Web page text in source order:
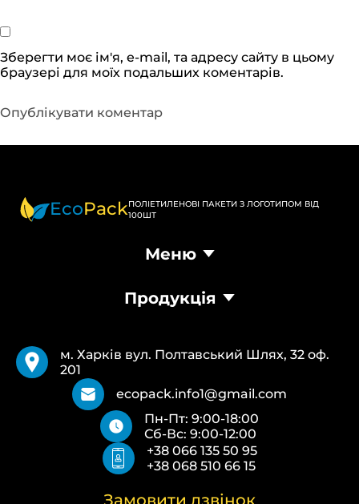
Зберегти моє ім'я, e-mail, та адресу сайту в цьому
браузері для моїх подальших коментарів.
EcoPackПОЛІЕТИЛЕНОВІ ПАКЕТИ З ЛОГОТИПОМ ВІД
100ШТ
Замовити дзвінок
Меню
Продукція
Pantone
Повернення та обмін
Про нас
Політика конфіденційності
Продукція
Кур’єрські пакети
Паперові пакети Бурі
Пакети Zip-Lock (Слайдер) з логотипом
Пакети банан ПВХ
Скотч з логотипом
Пакувальні пакети ПВТ, ПНТ
Еко сумки об’ємні
Еко сумки “Майка”
м. Харків вул. Полтавський Шлях, 32 оф.
201
ecopack.info1@gmail.com
Пн-Пт: 9:00-18:00
Сб-Вс: 9:00-12:00
+38 066 135 50 95
+38 068 510 66 15